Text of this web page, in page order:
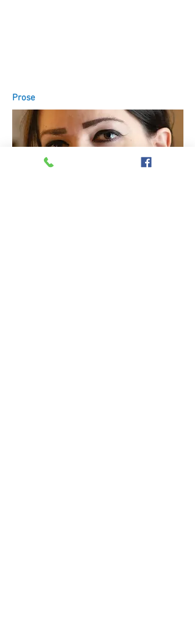
Prose